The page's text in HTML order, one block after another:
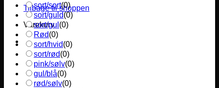
Tilbage til shoppen
Varekurv
sort/sort(0)
sort/guld(0)
sort/gul (0)
Rød(0)
sort/hvid(0)
sort/rød(0)
pink/sølv(0)
gul/blå(0)
rød/sølv(0)